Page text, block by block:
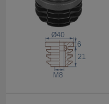
6
21
Ø40
M8